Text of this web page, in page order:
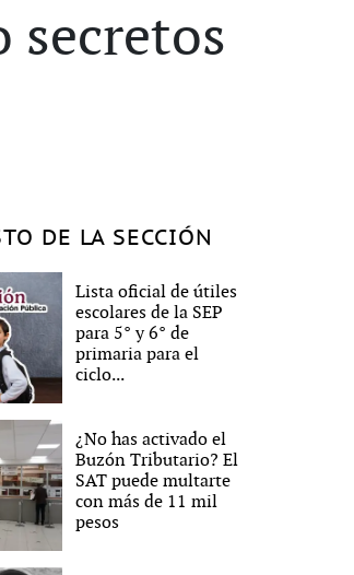
secretos
DE LA SECCIÓN
Lista oficial de útiles
escolares de la SEP
para 5° y 6° de
primaria para el
ciclo...
¿No has activado el
Buzón Tributario? El
SAT puede multarte
con más de 11 mil
pesos